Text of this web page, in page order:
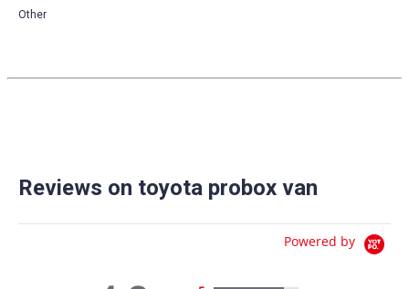
Other
Reviews on toyota probox van
Powered by